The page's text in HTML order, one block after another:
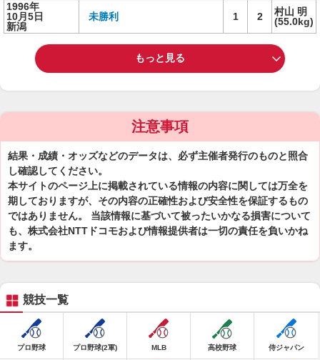
1996年
10月5日
新潟
未勝利 1 2
村山 明
(55.0kg)
もっと見る
注意事項
結果・成績・オッズなどのデータは、必ず主催者発行のものと照合
し確認してください。
本サイトのページ上に掲載されている情報の内容に関しては万全を
期しておりますが、その内容の正確性および安全性を保証するもの
ではありません。 当該情報に基づいて被ったいかなる損害について
も、株式会社NTTドコモおよび情報提供者は一切の責任を負いかね
ます。
競技一覧
プロ野球 プロ野球(2軍) MLB 高校野球 侍ジャパン